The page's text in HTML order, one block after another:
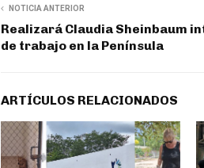
NOTICIA ANTERIOR
Realizará Claudia Sheinbaum
de trabajo en la Península
ARTÍCULOS RELACIONADOS